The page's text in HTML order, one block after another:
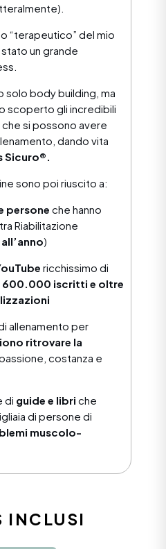
“terapeutico” del mio
un grande
solo body building, ma
scoperto gli incredibili
si possono avere
dando vita
Sicuro®.
sono poi riuscito a:
persone che hanno
Riabilitazione
)
ricchissimo di
600.000 iscritti e oltre
allenamento per
ritrovare la
passione, costanza e
di guide e libri che
di persone di
muscolo-
INCLUSI